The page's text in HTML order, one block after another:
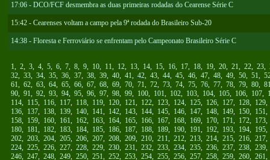
17:06 - DCO/FCF desmembra as duas primeiras rodadas do Cearense Série C
15:42 - Cearenses voltam a campo pela 9ª rodada do Brasileiro Sub-20
14:38 - Floresta e Ferroviário se enfrentam pelo Campeonato Brasileiro Série C
1, 2, 3, 4, 5, 6, 7, 8, 9, 10, 11, 12, 13, 14, 15, 16, 17, 18, 19, 20, 21, 22, 23,
32, 33, 34, 35, 36, 37, 38, 39, 40, 41, 42, 43, 44, 45, 46, 47, 48, 49, 50, 51,
61, 62, 63, 64, 65, 66, 67, 68, 69, 70, 71, 72, 73, 74, 75, 76, 77, 78, 79, 80,
90, 91, 92, 93, 94, 95, 96, 97, 98, 99, 100, 101, 102, 103, 104, 105, 106, 107,
114, 115, 116, 117, 118, 119, 120, 121, 122, 123, 124, 125, 126, 127, 128, 129
136, 137, 138, 139, 140, 141, 142, 143, 144, 145, 146, 147, 148, 149, 150, 151
158, 159, 160, 161, 162, 163, 164, 165, 166, 167, 168, 169, 170, 171, 172, 173
180, 181, 182, 183, 184, 185, 186, 187, 188, 189, 190, 191, 192, 193, 194, 195
202, 203, 204, 205, 206, 207, 208, 209, 210, 211, 212, 213, 214, 215, 216, 217
224, 225, 226, 227, 228, 229, 230, 231, 232, 233, 234, 235, 236, 237, 238, 239
246, 247, 248, 249, 250, 251, 252, 253, 254, 255, 256, 257, 258, 259, 260, 261